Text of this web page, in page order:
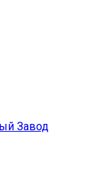
Завод